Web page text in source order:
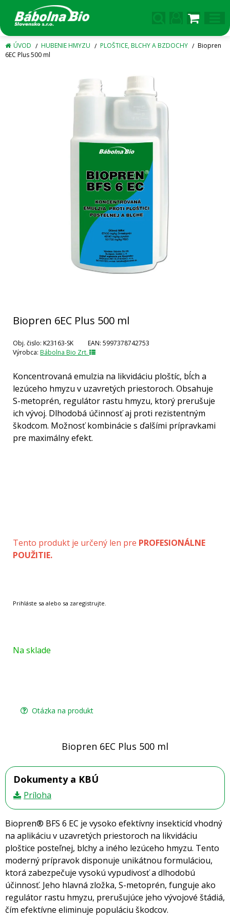
ÚVOD HUBENIE HMYZU PLOŠTICE, BLCHY A BZDOCHY
Biopren
6EC Plus 500 ml
Biopren 6EC Plus 500 ml
Obj. čislo: K23163-SK EAN: 5997378742753
Výrobca: Bábolna Bio Zrt.
Koncentrovaná emulzia na likvidáciu ploštíc, bĺch a
lezúceho hmyzu v uzavretých priestoroch. Obsahuje
S-metoprén, regulátor rastu hmyzu, ktorý prerušuje
ich vývoj. Dlhodobá účinnosť aj proti rezistentným
škodcom. Možnosť kombinácie s ďalšími prípravkami
pre maximálny efekt.
Tento produkt je určený len pre PROFESIONÁLNE
POUŽITIE.
Na sklade
Otázka na produkt
Biopren 6EC Plus 500 ml
Dokumenty a KBÚ
Príloha
Biopren® BFS 6 EC je vysoko efektívny insekticíd vhodný
na aplikáciu v uzavretých priestoroch na likvidáciu
ploštice posteľnej, blchy a iného lezúceho hmyzu. Tento
moderný prípravok disponuje unikátnou formuláciou,
ktorá zabezpečuje vysokú vypudivosť a dlhodobú
účinnosť. Jeho hlavná zložka, S-metoprén, funguje ako
regulátor rastu hmyzu, prerušujúce jeho vývojové štádiá,
čím efektívne eliminuje populáciu škodcov.